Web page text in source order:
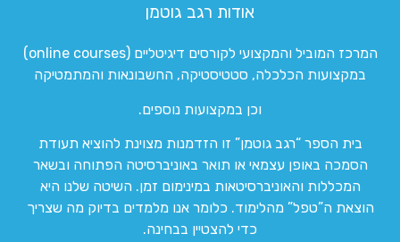
אודות רגב גוטמן
המרכז המוביל והמקצועי לקורסים דיגיטליים (online courses)
במקצועות הכלכלה, סטטיסטיקה, החשבונאות והמתמטיקה
וכן במקצועות נוספים.
בית הספר “רגב גוטמן” זו הזדמנות מצוינת להוציא תעודת
הסמכה באופן עצמאי או תואר באוניברסיטה הפתוחה ובשאר
המכללות והאוניברסיטאות במינימום זמן. השיטה שלנו היא
הוצאת ה”טפל” מהלימוד. כלומר אנו מלמדים בדיוק מה שצריך
כדי להצטיין בבחינה.